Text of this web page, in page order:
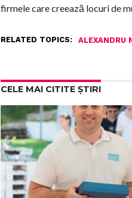
firmele care creează locuri de
RELATED TOPICS: ALEXANDRU
CELE MAI CITITE ȘTIRI